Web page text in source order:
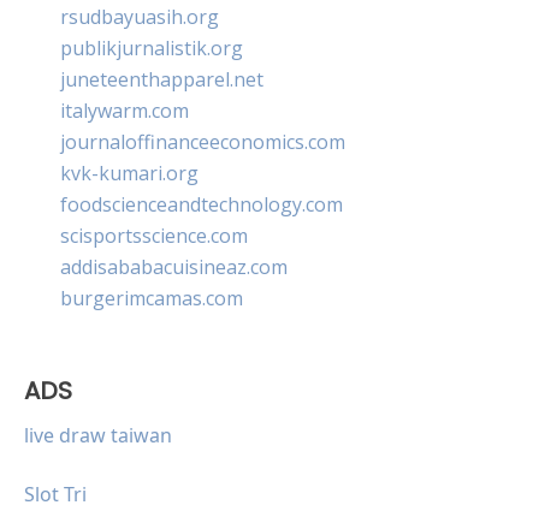
rsudbayuasih.org
publikjurnalistik.org
juneteenthapparel.net
italywarm.com
journaloffinanceeconomics.com
kvk-kumari.org
foodscienceandtechnology.com
scisportsscience.com
addisababacuisineaz.com
burgerimcamas.com
ADS
live draw taiwan
Slot Tri